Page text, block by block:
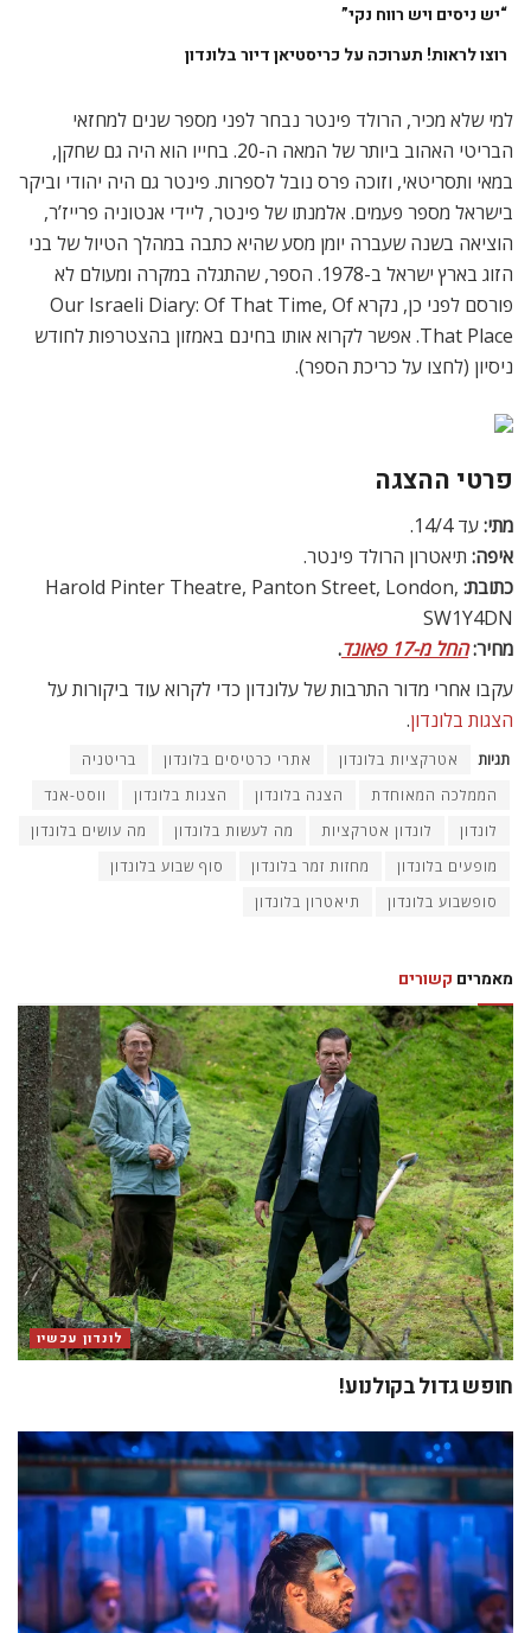
“יש ניסים ויש רווח נקי”
רוצו לראות! תערוכה על כריסטיאן דיור בלונדון
למי שלא מכיר, הרולד פינטר נבחר לפני מספר שנים למחזאי
הבריטי האהוב ביותר של המאה ה-20. בחייו הוא היה גם שחקן,
במאי ותסריטאי, וזוכה פרס נובל לספרות. פינטר גם היה יהודי וביקר
בישראל מספר פעמים. אלמנתו של פינטר, ליידי אנטוניה פרייז’ר,
הוציאה בשנה שעברה יומן מסע שהיא כתבה במהלך הטיול של בני
הזוג בארץ ישראל ב-1978. הספר, שהתגלה במקרה ומעולם לא
פורסם לפני כן, נקראOur Israeli Diary: Of That Time, Of
That Place. אפשר לקרוא אותו בחינם באמזון בהצטרפות לחודש
ניסיון (לחצו על כריכת הספר).
פרטי ההצגה
מתי:עד 14/4.
איפה: תיאטרון הרולד פינטר.
כתובת: Harold Pinter Theatre, Panton Street, London,
SW1Y4DN
מחיר:החל מ-17 פאונד
.
עקבו אחרי מדור התרבות של עלונדון כדי לקרוא עוד ביקורות על
הצגות בלונדון.
תגיות אטרקציות בלונדון אתרי כרטיסים בלונדון
בריטניה
הממלכה המאוחדת
הצגה בלונדון הצגות בלונדון
ווסט-אנד
לונדון
לונדון אטרקציות מה לעשות בלונדון
מה עושים בלונדון
מופעים בלונדון
מחזות זמר בלונדון
סוף שבוע בלונדון
סופשבוע בלונדון
תיאטרון בלונדון
מאמרים קשורים
לונדון עכשיו
חופש גדול בקולנוע!